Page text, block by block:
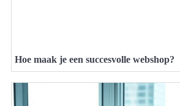
Hoe maak je een succesvolle webshop?